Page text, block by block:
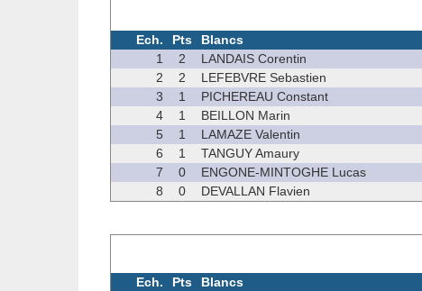
Ech. Pts Blancs
1
2 LANDAIS Corentin
2
2 LEFEBVRE Sebastien
3
1 PICHEREAU Constant
4
1 BEILLON Marin
5
1 LAMAZE Valentin
6
1 TANGUY Amaury
7
0 ENGONE-MINTOGHE Lucas
8
0 DEVALLAN Flavien
Ech. Pts Blancs